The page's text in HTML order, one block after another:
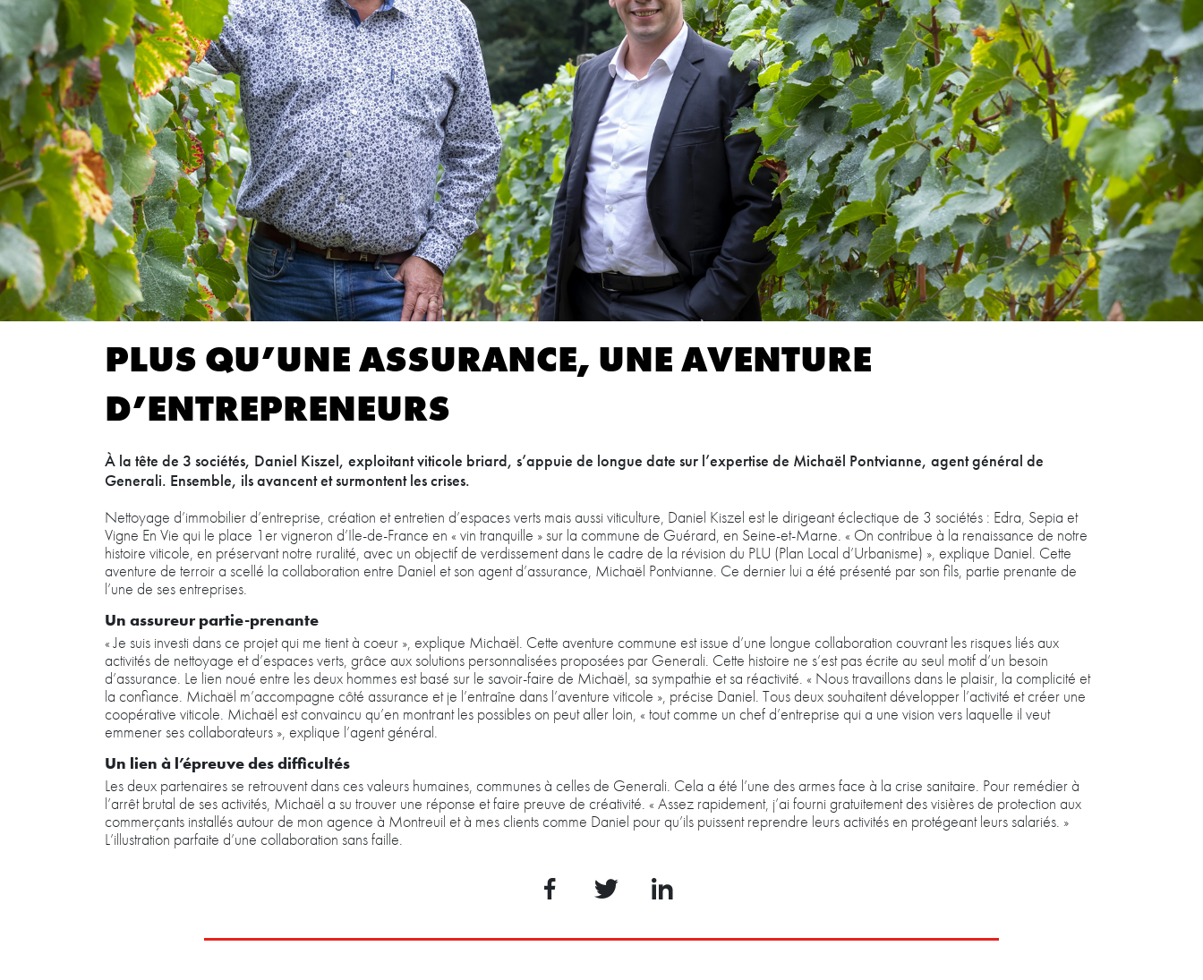
PLUS QU’UNE ASSURANCE, UNE AVENTURE
D’ENTREPRENEURS
À la tête de 3 sociétés, Daniel Kiszel, exploitant viticole briard, s’appuie de longue date sur l’expertise de Michaël Pontvianne, agent général de
Generali. Ensemble, ils avancent et surmontent les crises.
Nettoyage d’immobilier d’entreprise, création et entretien d’espaces verts mais aussi viticulture, Daniel Kiszel est le dirigeant éclectique de 3 sociétés : Edra, Sepia et
Vigne En Vie qui le place 1er vigneron d’Ile-de-France en « vin tranquille » sur la commune de Guérard, en Seine-et-Marne. « On contribue à la renaissance de notre
histoire viticole, en préservant notre ruralité, avec un objectif de verdissement dans le cadre de la révision du PLU (Plan Local d’Urbanisme) », explique Daniel. Cette
aventure de terroir a scellé la collaboration entre Daniel et son agent d’assurance, Michaël Pontvianne. Ce dernier lui a été présenté par son fils, partie prenante de
l’une de ses entreprises.
Un assureur partie-prenante
« Je suis investi dans ce projet qui me tient à coeur », explique Michaël. Cette aventure commune est issue d’une longue collaboration couvrant les risques liés aux
activités de nettoyage et d’espaces verts, grâce aux solutions personnalisées proposées par Generali. Cette histoire ne s’est pas écrite au seul motif d’un besoin
d’assurance. Le lien noué entre les deux hommes est basé sur le savoir-faire de Michaël, sa sympathie et sa réactivité. « Nous travaillons dans le plaisir, la complicité et
la confiance. Michaël m’accompagne côté assurance et je l’entraîne dans l’aventure viticole », précise Daniel. Tous deux souhaitent développer l’activité et créer une
coopérative viticole. Michaël est convaincu qu’en montrant les possibles on peut aller loin, « tout comme un chef d’entreprise qui a une vision vers laquelle il veut
emmener ses collaborateurs », explique l’agent général.
Un lien à l’épreuve des difficultés
Les deux partenaires se retrouvent dans ces valeurs humaines, communes à celles de Generali. Cela a été l’une des armes face à la crise sanitaire. Pour remédier à
l’arrêt brutal de ses activités, Michaël a su trouver une réponse et faire preuve de créativité. « Assez rapidement, j’ai fourni gratuitement des visières de protection aux
commerçants installés autour de mon agence à Montreuil et à mes clients comme Daniel pour qu’ils puissent reprendre leurs activités en protégeant leurs salariés. »
L’illustration parfaite d’une collaboration sans faille.